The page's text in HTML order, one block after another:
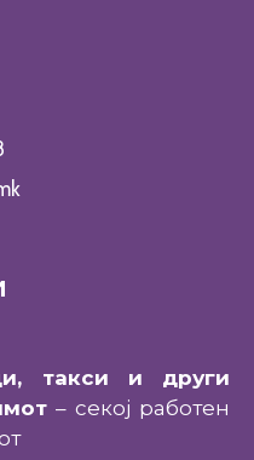
такси и други
– секој работен